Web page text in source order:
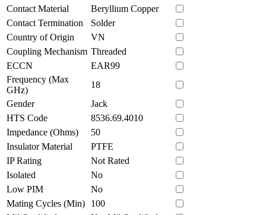
Contact Material
Beryllium Copper
Contact Termination
Solder
Country of Origin
VN
Coupling Mechanism Threaded
ECCN
EAR99
Frequency (Max
GHz)
18
Gender
Jack
HTS Code
8536.69.4010
Impedance (Ohms)
50
Insulator Material
PTFE
IP Rating
Not Rated
Isolated
No
Low PIM
No
Mating Cycles (Min)
100